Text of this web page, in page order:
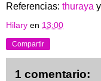
Referencias: thuraya y
Hilary en 13:00
Compartir
1 comentario: